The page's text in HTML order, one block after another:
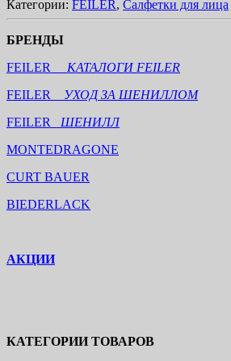
Категории: FEILER, Салфетки для лица
БРЕНДЫ
FEILER КАТАЛОГИ FEILER
FEILER
УХОД ЗА ШЕНИЛЛОМ
FEILER ШЕНИЛЛ
MONTEDRAGONE
CURT BAUER
BIEDERLACK
АКЦИИ
КАТЕГОРИИ ТОВАРОВ